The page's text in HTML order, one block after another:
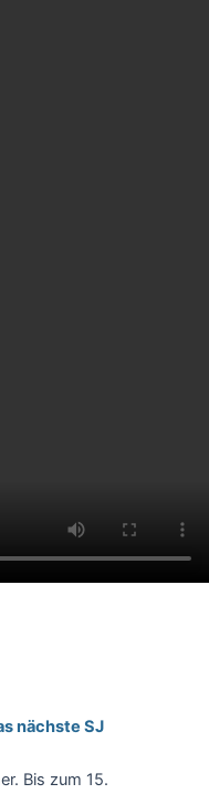
nächste SJ
Bis zum 15.